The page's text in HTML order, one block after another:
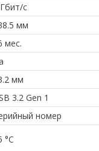
с
мм
мес.
мм
3.2 Gen 1
номер
°C